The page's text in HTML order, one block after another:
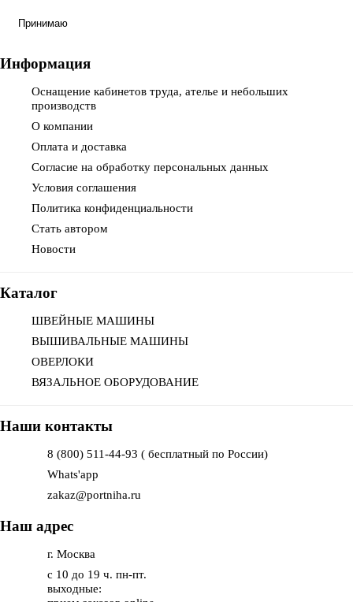
Принимаю
Информация
Оснащение кабинетов труда, ателье и небольших
производств
О компании
Оплата и доставка
Согласие на обработку персональных данных
Условия соглашения
Политика конфиденциальности
Стать автором
Новости
Каталог
ШВЕЙНЫЕ МАШИНЫ
ВЫШИВАЛЬНЫЕ МАШИНЫ
ОВЕРЛОКИ
ВЯЗАЛЬНОЕ ОБОРУДОВАНИЕ
Наши контакты
8 (800) 511-44-93 ( бесплатный по России)
Whats'app
zakaz@portniha.ru
Наш адрес
г. Москва
с 10 до 19 ч. пн-пт.
выходные: